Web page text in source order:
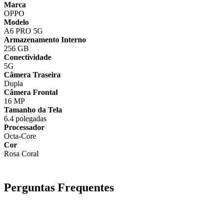
Marca
OPPO
Modelo
A6 PRO 5G
Armazenamento Interno
256 GB
Conectividade
5G
Câmera Traseira
Dupla
Câmera Frontal
16 MP
Tamanho da Tela
6.4 polegadas
Processador
Octa-Core
Cor
Rosa Coral
Perguntas Frequentes